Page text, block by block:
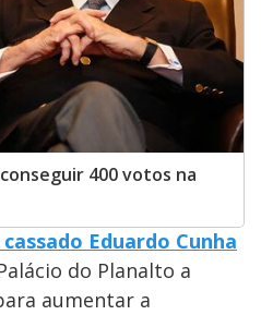
400 votos na
Eduardo Cunha
do Planalto a
aumentar a